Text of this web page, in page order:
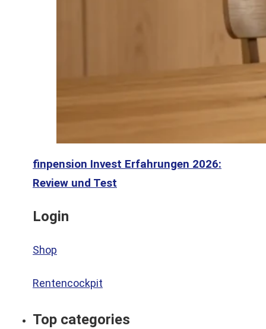
finpension Invest Erfahrungen 2026:
Review und Test
Login
Shop
Rentencockpit
Top categories